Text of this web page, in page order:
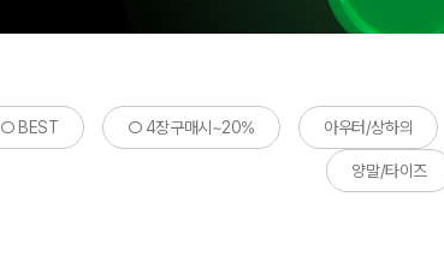
○ BEST ○ 4장구매시~20% 아우터/상하의
양말/타이즈